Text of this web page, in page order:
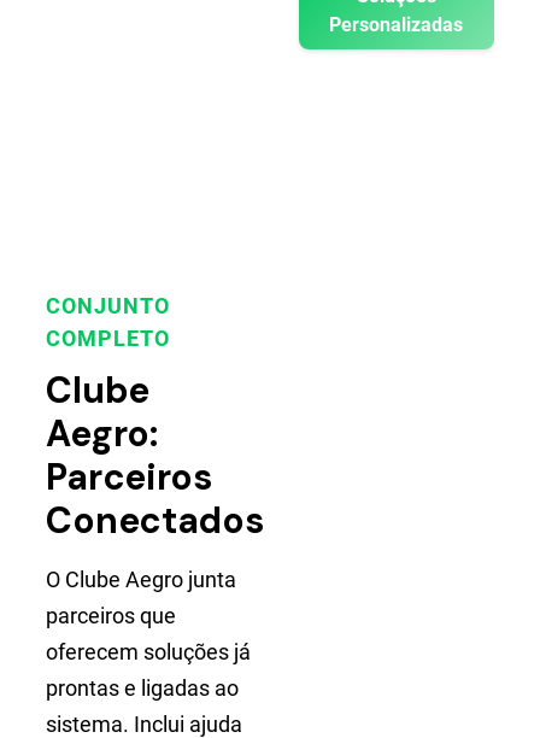
Personalizadas
CONJUNTO
COMPLETO
Clube
Aegro:
Parceiros
Conectados
O Clube Aegro junta
parceiros que
oferecem soluções já
prontas e ligadas ao
sistema. Inclui ajuda